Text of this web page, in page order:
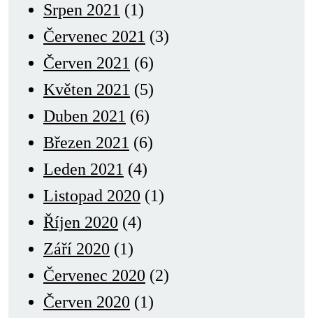
Srpen 2021 (1)
Červenec 2021 (3)
Červen 2021 (6)
Květen 2021 (5)
Duben 2021 (6)
Březen 2021 (6)
Leden 2021 (4)
Listopad 2020 (1)
Říjen 2020 (4)
Září 2020 (1)
Červenec 2020 (2)
Červen 2020 (1)